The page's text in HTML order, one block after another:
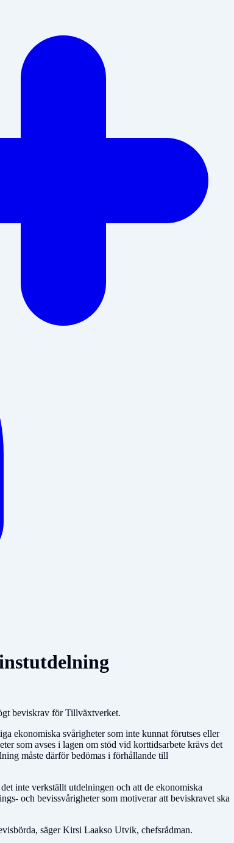
beviskrav för Tillväxtverket.
ekonomiska svårigheter som inte kunnat förutses eller
som avses i lagen om stöd vid korttidsarbete krävs det
måste därför bedömas i förhållande till
inte verkställt utdelningen och att de ekonomiska
och bevissvårigheter som motiverar att beviskravet ska
säger Kirsi Laakso Utvik, chefsrådman.